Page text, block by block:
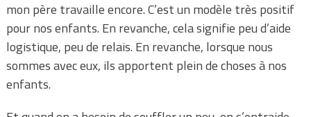
mon père travaille encore. C’est un modèle très positif
pour nos enfants. En revanche, cela signifie peu d’aide
logistique, peu de relais. En revanche, lorsque nous
sommes avec eux, ils apportent plein de choses à nos
enfants.